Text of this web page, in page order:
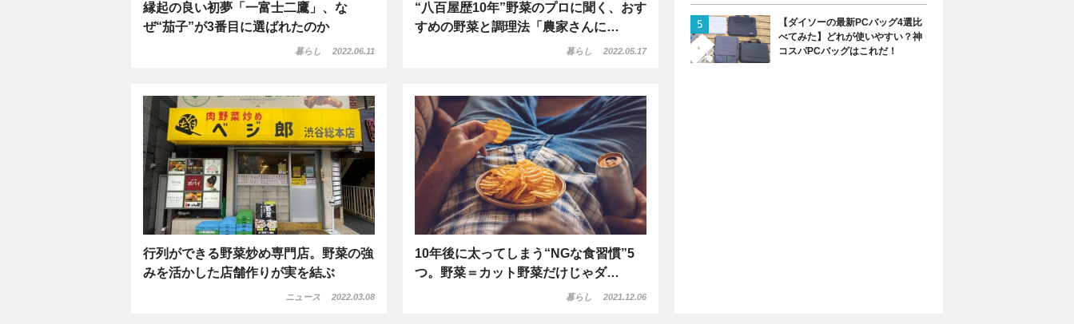
縁起の良い初夢「一富士二鷹」、な
ぜ“茄子”が3番目に選ばれたのか
暮らし 2022.06.11
“八百屋歴10年”野菜のプロに聞く、おす
すめの野菜と調理法「農家さんに…
暮らし 2022.05.17
行列ができる野菜炒め専門店。野菜の強
みを活かした店舗作りが実を結ぶ
ニュース 2022.03.08
10年後に太ってしまう“NGな食習慣”5
つ。野菜＝カット野菜だけじゃダ…
暮らし 2021.12.06
【ダイソーの最新PCバッグ4選比
べてみた】どれが使いやすい？神
コスパPCバッグはこれだ！